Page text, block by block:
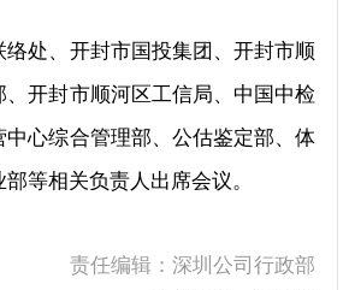
处、开封市国投集团、开封市顺
开封市顺河区工信局、中国中检
中心综合管理部、公估鉴定部、体
等相关负责人出席会议。
责任编辑：深圳公司行政部